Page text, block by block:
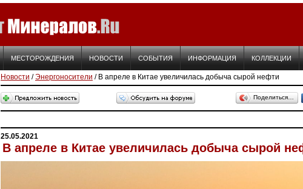
МЕСТОРОЖДЕНИЯ НОВОСТИ СОБЫТИЯ ИНФОРМАЦИЯ КОЛЛЕКЦИИ
Новости /Энергоносители / В апреле в Китае увеличилась добыча сырой нефти
Поделиться…
25.05.2021
В апреле в Китае увеличилась добыча сырой